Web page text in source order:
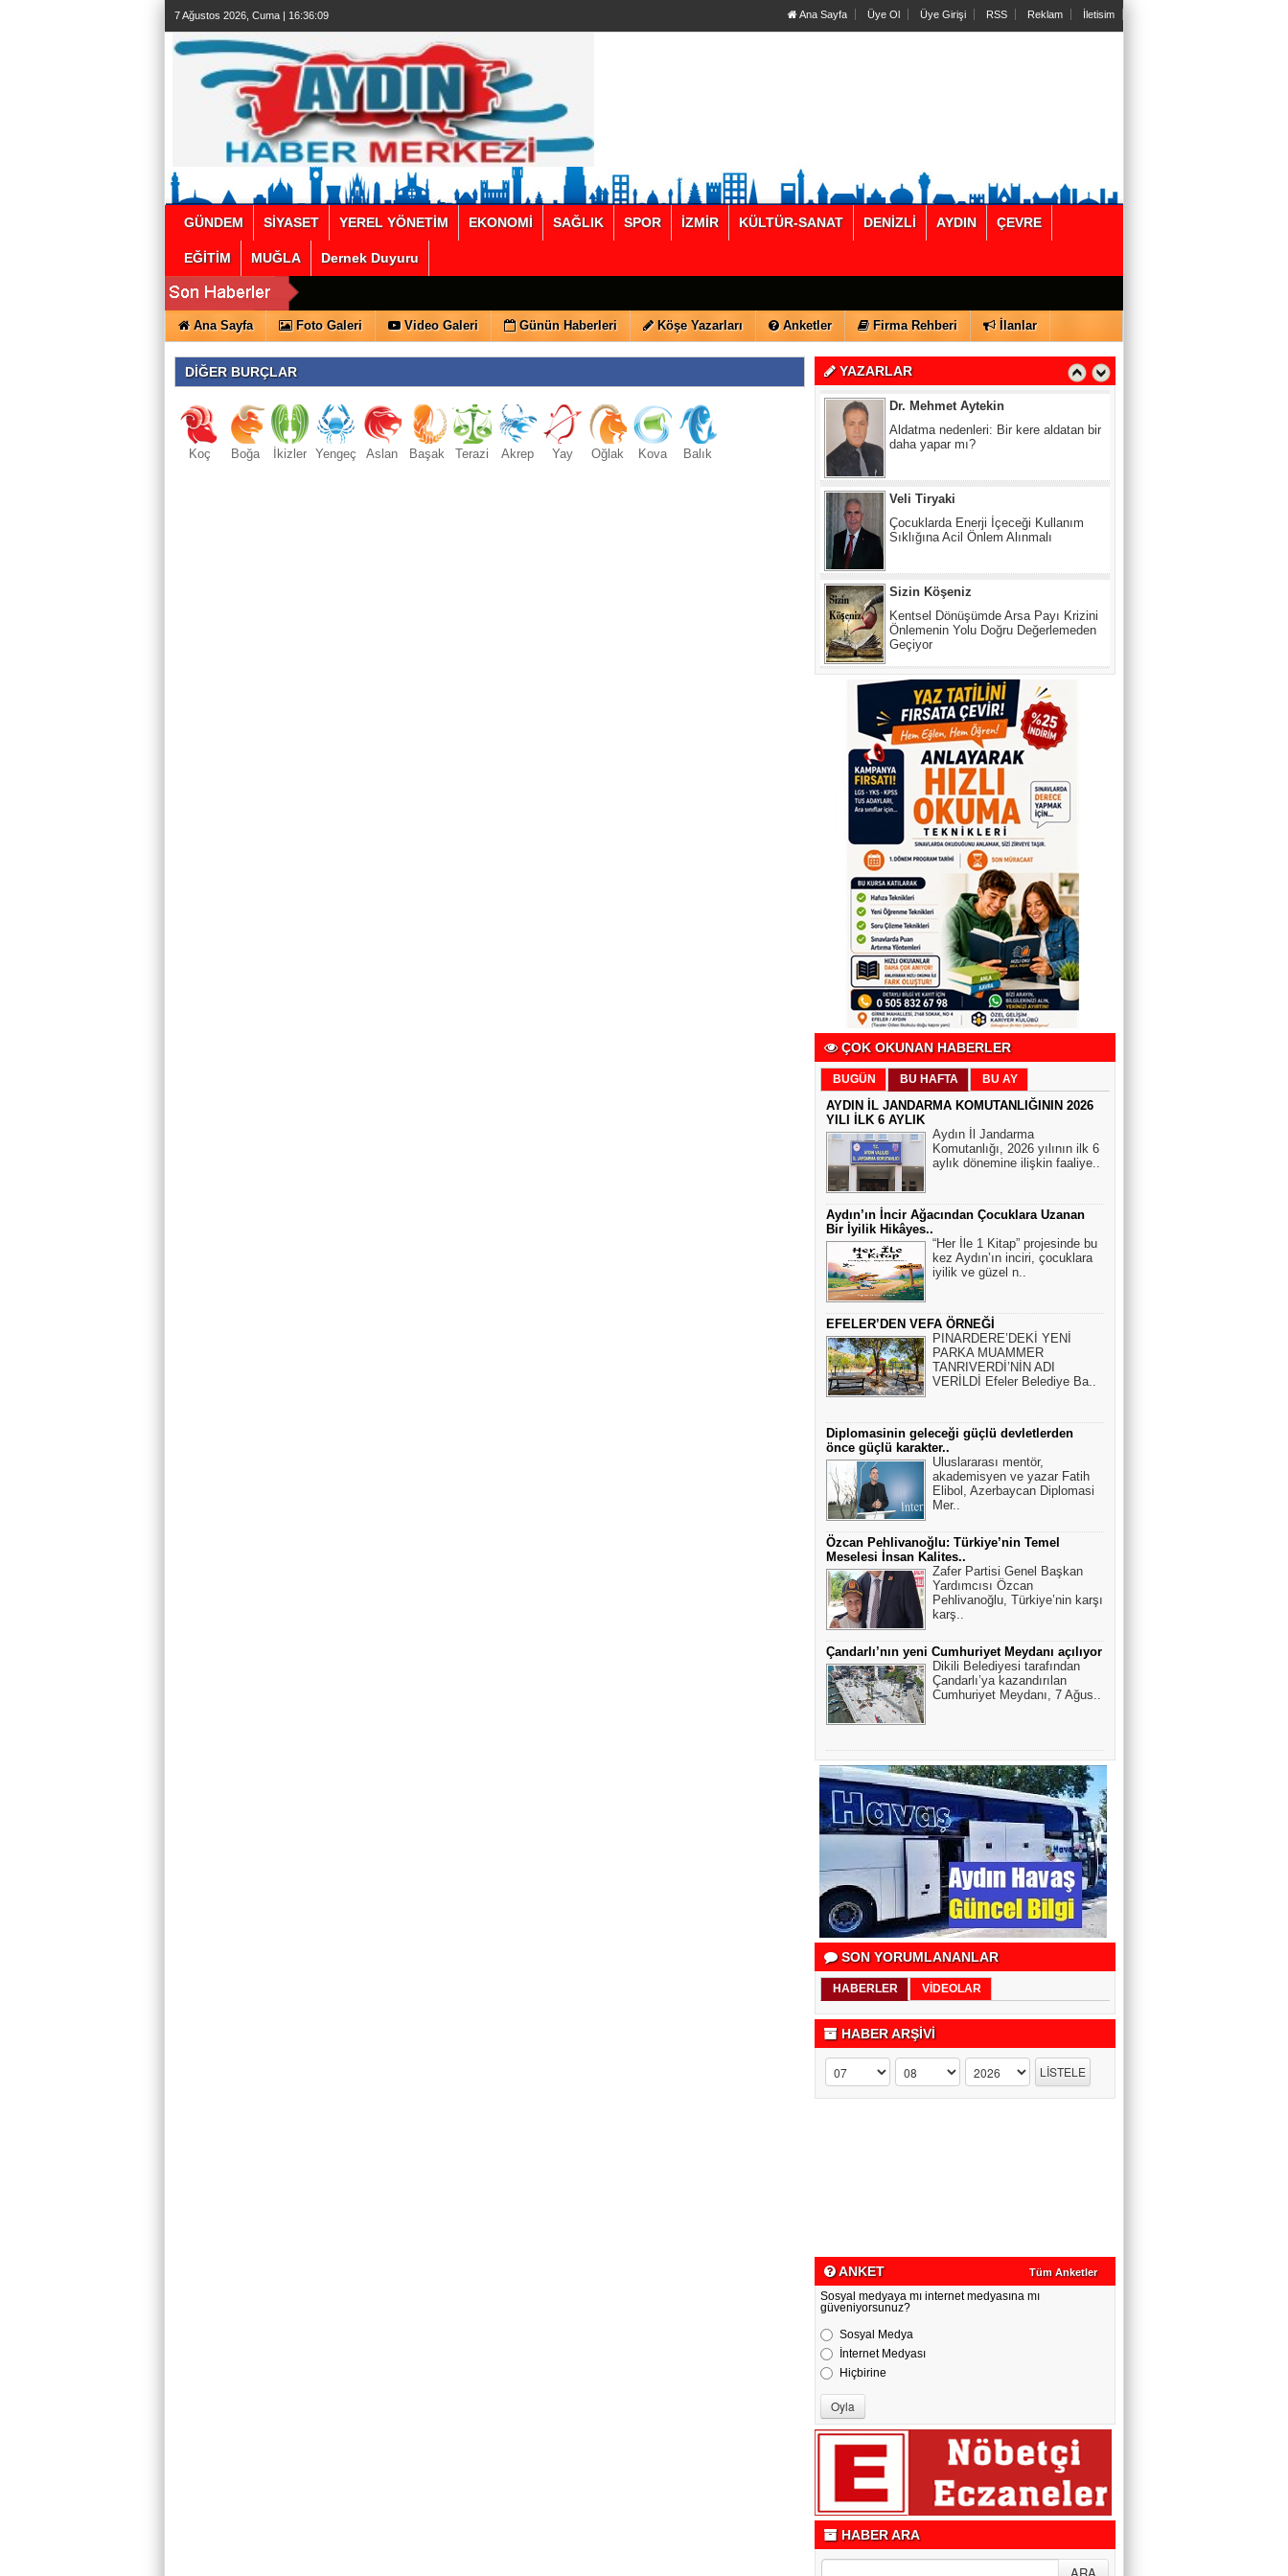
7 Ağustos 2026, Cuma | 16:36:09 Ana Sayfa Üye Ol Üye Girişi RSS Reklam İletisim
GÜNDEM SİYASET YEREL YÖNETİM EKONOMİ SAĞLIK SPOR İZMİR KÜLTÜR-SANAT DENİZLİ AYDIN ÇEVRE
EĞİTİM MUĞLA Dernek Duyuru
Ana Sayfa Foto Galeri Video Galeri Günün Haberleri Köşe Yazarları Anketler Firma Rehberi İlanlar
DİĞER BURÇLAR
Koç Boğa İkizler Yengeç Aslan Başak Terazi Akrep Yay Oğlak Kova Balık
YAZARLAR
Ahmet Bozkurt
Ahmet Kısa
Ufo gerçeği
Refik Sazan
Yunanistan'da balık bol mu?
Dr. Mehmet Aytekin
Aldatma nedenleri: Bir kere aldatan bir
daha yapar mı?
Veli Tiryaki
Çocuklarda Enerji İçeceği Kullanım
Sıklığına Acil Önlem Alınmalı
Sizin Köşeniz
Kentsel Dönüşümde Arsa Payı Krizini
Önlemenin Yolu Doğru Değerlemeden
Geçiyor
Kamil Süren
SİYASETİN DÜRÜST LİDERİ ÜÇÜNCÜ
DEVLET ADAMI RAHMETLİ BÜLENT
ECEVİT BİR KEZ DAHA HAKLI ÇIKTI.
Basından Seçtiğimiz
TÜRKİYE, BİR HUKUK DEVLETİ Mİ?
Hasan Kumral (KumralDede)
PALAVRA -1
Arzu Özer
İnsanlar garip,
Selin Esen Güneş
Bandırma" vapuru normal rotasında
gitseydi, batırılacaktı
Yeşil Köşe
Türkiye dünyanın atık deposu haline
geldi!
SAĞLIK'ÇA
Beyin tümörünün 6 önemli sinyali
Köşeli Yazılar
CHP’li belediyeler neden iktidarın
hedefinde?
Hulusi Kazandere
ANLAYANLAR ANLIYOR. GEREKMEZ
ARİFLERE TARİF
Hamza Arpalı
Eurovision ve Filistin
Feride UZUNHASANOĞLU
Rüyalarımız bize bizi anlatır.
Ahmet Bozkurt
Fikret Beşoğul
Depreme hazırlık bir gecede yapılamaz.
(2)
Ahmet Kısa
Ufo gerçeği
ÇOK OKUNAN HABERLER
BUGÜN BU HAFTA BU AY
AYDIN İL JANDARMA KOMUTANLIĞININ 2026
YILI İLK 6 AYLIK
Aydın İl Jandarma
Komutanlığı, 2026 yılının ilk 6
aylık dönemine ilişkin faaliye..
Aydın’ın İncir Ağacından Çocuklara Uzanan
Bir İyilik Hikâyes..
“Her İle 1 Kitap” projesinde bu
kez Aydın’ın inciri, çocuklara
iyilik ve güzel n..
EFELER’DEN VEFA ÖRNEĞİ
PINARDERE’DEKİ YENİ
PARKA MUAMMER
TANRIVERDİ’NİN ADI
VERİLDİ Efeler Belediye Ba..
Diplomasinin geleceği güçlü devletlerden
önce güçlü karakter..
Uluslararası mentör,
akademisyen ve yazar Fatih
Elibol, Azerbaycan Diplomasi
Mer..
Özcan Pehlivanoğlu: Türkiye’nin Temel
Meselesi İnsan Kalites..
Zafer Partisi Genel Başkan
Yardımcısı Özcan
Pehlivanoğlu, Türkiye’nin karşı
karş..
Çandarlı’nın yeni Cumhuriyet Meydanı açılıyor
Dikili Belediyesi tarafından
Çandarlı’ya kazandırılan
Cumhuriyet Meydanı, 7 Ağus..
SON YORUMLANANLAR
HABERLER VİDEOLAR
HABER ARŞİVİ
ANKET Tüm Anketler
Sosyal medyaya mı internet medyasına mı
güveniyorsunuz?
Sosyal Medya
İnternet Medyası
Hiçbirine
HABER ARA